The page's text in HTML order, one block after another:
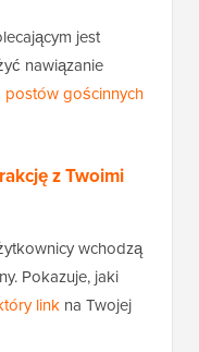
jest
nawiązanie
postów gościnnych
z Twoimi
wchodzą
Pokazuje, jaki
link na Twojej